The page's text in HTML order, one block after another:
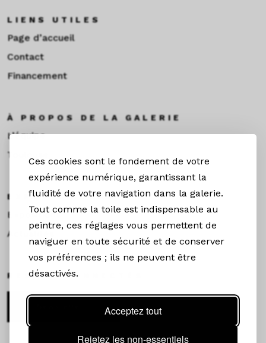
Ces cookies sont le fondement de votre
expérience numérique, garantissant la
fluidité de votre navigation dans la galerie.
Tout comme la toile est indispensable au
peintre, ces réglages vous permettent de
naviguer en toute sécurité et de conserver
vos préférences ; ils ne peuvent être
désactivés.
Acceptez tout
Rejetez les non-essentiels
LIENS UTILES
Page d’accueil
Contact
Financement
À PROPOS DE LA GALERIE
L’équipe
Toulouse
EXPOS & ACTUS
Expositions
Actualités
RESTEZ CONNECTÉS